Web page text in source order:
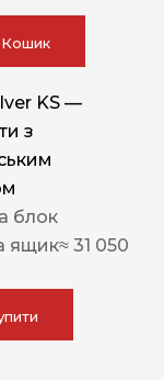
KS —
з
блок
ящик≈ 31 050